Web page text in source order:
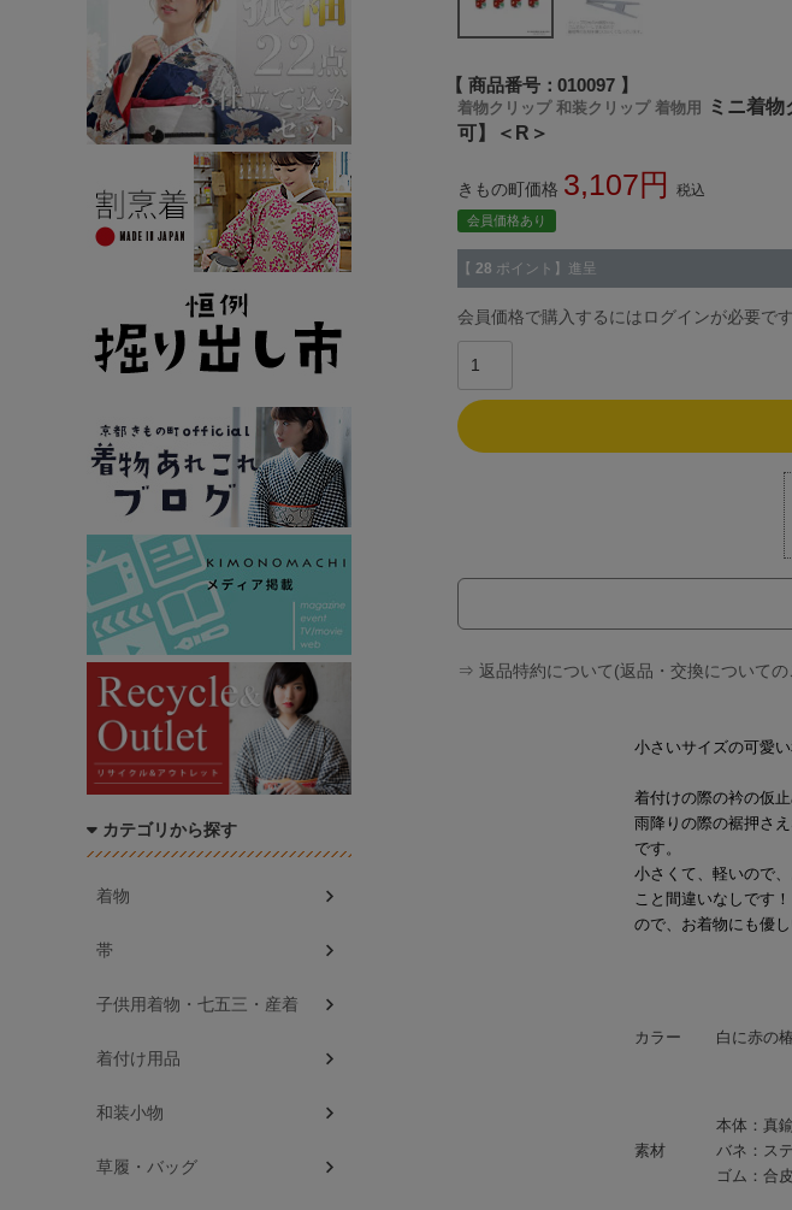
商品番号 010097
着物クリップ 和装クリップ 着物用
ミニ着
可】＜R＞
きもの町価格 3,107 税込
会員価格あり
【 28 ポイント】進呈
会員価格で購入するにはログインが必要です
⇒ 返品特約について(返品・交換についての
小さいサイズの可愛
着付けの際の衿の仮
雨降りの際の裾押さ
です。
小さくて、軽いので
こと間違いなしです
ので、お着物にも優し
カラー 白に赤の
素材
本体：真鍮
バネ：ス
ゴム：合
カテゴリから探す
着物
帯
子供用着物・七五三・産着
着付け用品
和装小物
草履・バッグ